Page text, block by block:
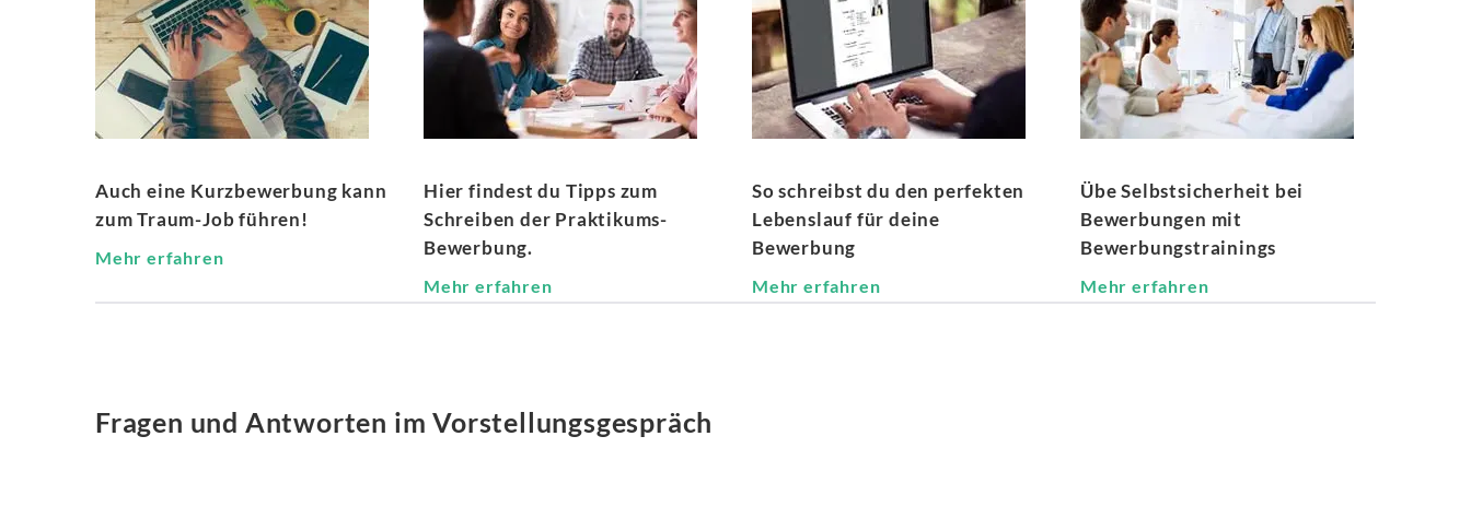
Auch eine Kurzbewerbung kann
zum Traum-Job führen!
Mehr erfahren
Hier findest du Tipps zum
Schreiben der Praktikums-
Bewerbung.
Mehr erfahren
So schreibst du den perfekten
Lebenslauf für deine
Bewerbung
Mehr erfahren
Übe Selbstsicherheit bei
Bewerbungen mit
Bewerbungstrainings
Mehr erfahren
Fragen und Antworten im Vorstellungsgespräch